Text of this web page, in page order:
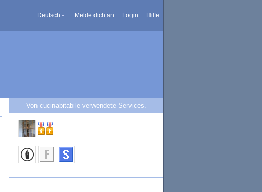
Deutsch Melde dich an Login Hilfe
Von cucinabitabile verwendete Services.